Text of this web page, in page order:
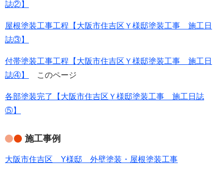
誌②】
屋根塗装工事工程【大阪市住吉区Ｙ様邸塗装工事 施工日
誌③】
付帯塗装工事工程【大阪市住吉区Ｙ様邸塗装工事 施工日
誌④】
このページ
各部塗装完了【大阪市住吉区Ｙ様邸塗装工事 施工日誌
⑤】
施工事例
大阪市住吉区 Y様邸 外壁塗装・屋根塗装工事